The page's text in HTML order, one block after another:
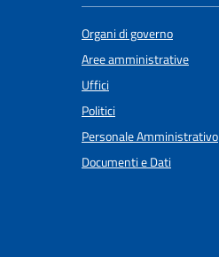
Organi di governo
Aree amministrative
Uffici
Politici
Personale Amministrativo
Documenti e Dati